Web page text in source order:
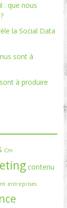
: que nous
la Social Data
sont à
à produire
Cm
contenu
entreprises